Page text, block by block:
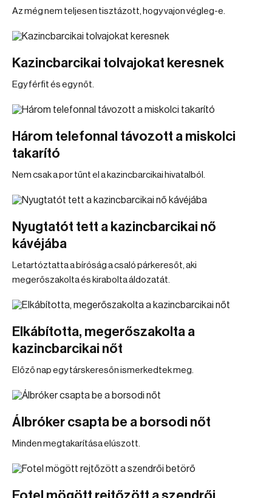
Az még nem teljesen tisztázott, hogy vajon végleg-e.
Kazincbarcikai tolvajokat keresnek
Egy férfit és egy nőt.
Három telefonnal távozott a miskolci
takarító
Nem csak a por tűnt el a kazincbarcikai hivatalból.
Nyugtatót tett a kazincbarcikai nő
kávéjába
Letartóztatta a bíróság a csaló párkeresőt, aki
megerőszakolta és kirabolta áldozatát.
Elkábította, megerőszakolta a
kazincbarcikai nőt
Előző nap egy társkeresőn ismerkedtek meg.
Álbróker csapta be a borsodi nőt
Minden megtakarítása elúszott.